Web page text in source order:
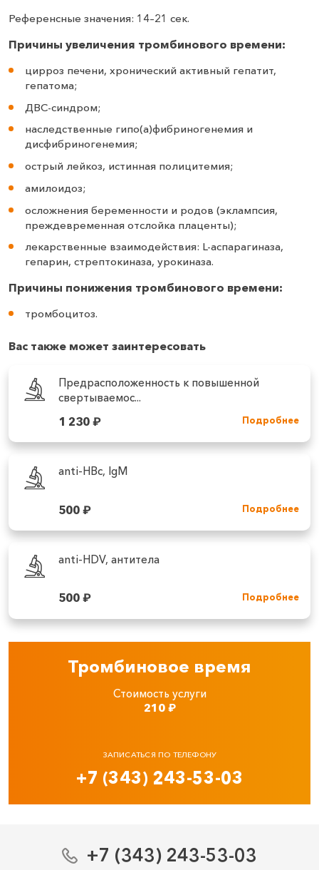
Референсные значения: 14–21 сек.
Причины увеличения тромбинового времени:
цирроз печени, хронический активный гепатит,
гепатома;
ДВС-синдром;
наследственные гипо(а)фибриногенемия и
дисфибриногенемия;
острый лейкоз, истинная полицитемия;
амилоидоз;
осложнения беременности и родов (эклампсия,
преждевременная отслойка плаценты);
лекарственные взаимодействия: L-аспарагиназа,
гепарин, стрептокиназа, урокиназа.
Причины понижения тромбинового времени:
тромбоцитоз.
Вас также может заинтересовать
Предрасположенность к повышенной
свертываемос...
1 230₽ Подробнее
anti-HBc, IgM
500₽ Подробнее
anti-HDV, антитела
500₽ Подробнее
Тромбиновое время
Стоимость услуги
210₽
ЗАПИСАТЬСЯ ПО ТЕЛЕФОНУ
+7 (343) 243-53-03
+7 (343) 243-53-03